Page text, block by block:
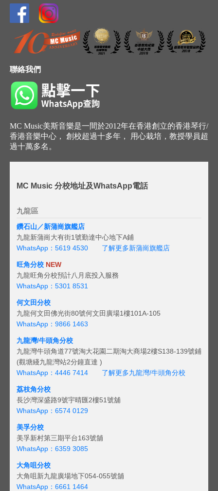
聯絡我們
MC Music美斯音樂是一間於2012年在香港創立的香港琴行/
香港音樂中心， 創校超過十多年， 用心栽培，教授學員超
過十萬多名。
MC Music 分校地址及WhatsApp電話
九龍區
鑽石山／新蒲崗旗艦店
九龍新蒲崗大有街1號勤達中心地下A鋪
WhatsApp：5619 4530
了解更多新蒲崗旗艦店
旺角分校 NEW
九龍旺角分校預計八月底投入服務
WhatsApp：5301 8531
何文田分校
九龍何文田佛光街80號何文田廣場1樓101A-105
WhatsApp：9866 1463
九龍灣/牛頭角分校
九龍灣牛頭角道77號淘大花園二期淘大商場2樓S138-139號鋪
(觀塘綫九龍灣站2分鐘直達 )
WhatsApp：4446 7414
了解更多九龍灣/牛頭角分校
荔枝角分校
長沙灣深盛路9號宇晴匯2樓51號舖
WhatsApp：6574 0129
美孚分校
美孚新村第三期平台163號舖
WhatsApp：6359 3085
大角咀分校
大角咀新九龍廣場地下054-055號舖
WhatsApp：6661 1464